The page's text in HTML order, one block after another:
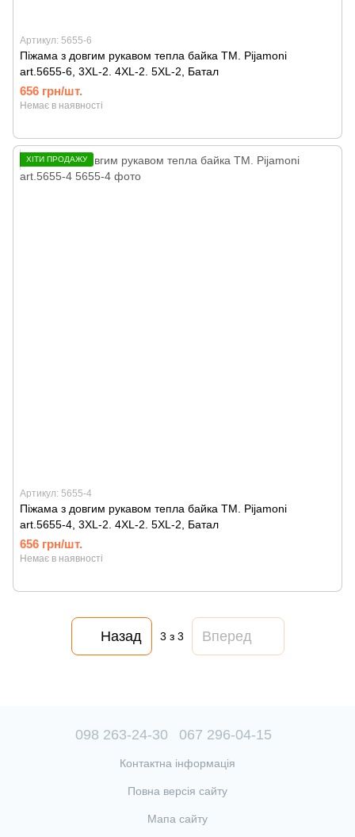
Артикул: 5655-6
Піжама з довгим рукавом тепла байка ТМ. Pijamoni
art.5655-6, 3XL-2. 4XL-2. 5XL-2, Батал
656 грн/шт.
Немає в наявності
ХІТИ ПРОДАЖУ
Артикул: 5655-4
Піжама з довгим рукавом тепла байка ТМ. Pijamoni
art.5655-4, 3XL-2. 4XL-2. 5XL-2, Батал
656 грн/шт.
Немає в наявності
Назад 3 з 3 Вперед
098 263-24-30 067 296-04-15
Контактна інформація
Повна версія сайту
Мапа сайту